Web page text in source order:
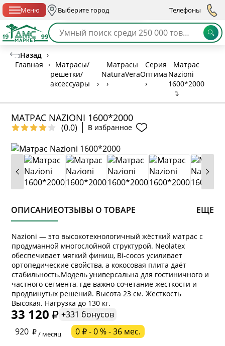
Меню Выберите город Телефоны
Назад ›
Главная
›
Матрасы/
решетки/
аксессуары
›
Матрасы
NaturaVera
›
Серия
Оптима
›
Матрас
Nazioni
1600*2000
↴
МАТРАС NAZIONI 1600*2000
(0.0) В избранное
ОПИСАНИЕОТЗЫВЫ О ТОВАРЕ ЕЩЕ
Nazioni — это высокотехнологичный жёсткий матрас с
продуманной многослойной структурой. Neolatex
обеспечивает мягкий финиш, Bi-cocos усиливает
ортопедические свойства, а кокосовая плита даёт
стабильность.Модель универсальна для гостиничного и
частного сегмента, где важно сочетание жёсткости и
продвинутых решений. Высота 23 см. Жесткость
Высокая. Нагрузка до 130 кг.
33 120
+331 бонусов
920
/ месяц 0 ₽ - 0 % - 36 мес.
* обязательное поле
* необязательное поле